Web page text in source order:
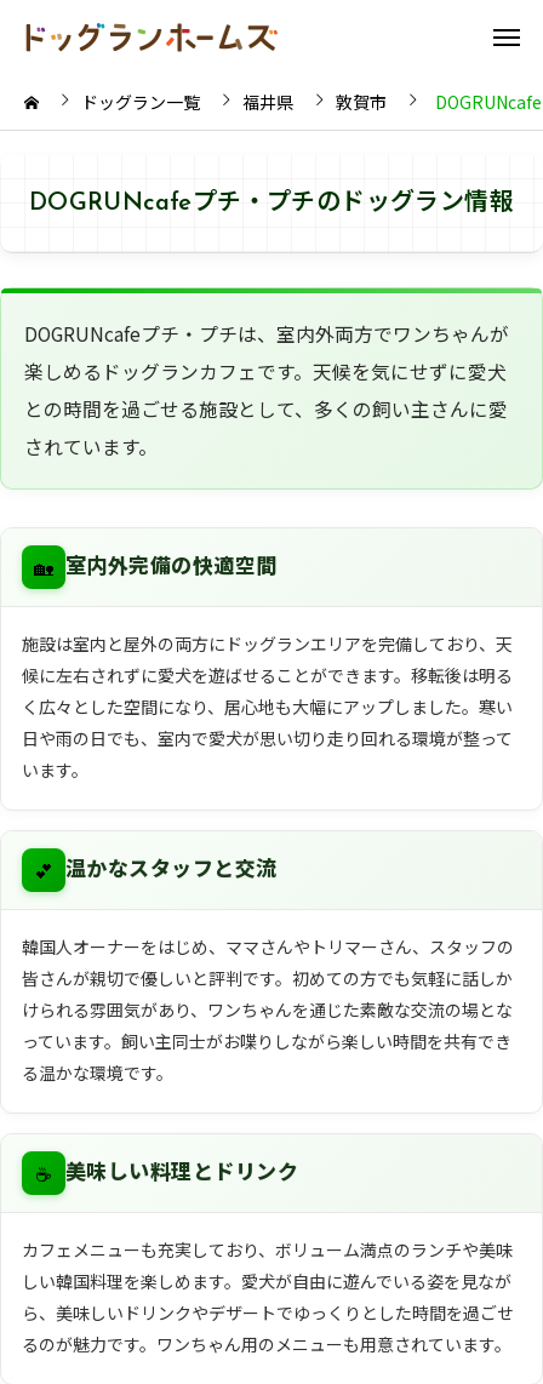
ドッグラン一覧 福井県 敦賀市
DOGRUNcafeプチ・プチのドッグラン情報
DOGRUNcafeプチ・プチは、室内外両方でワンちゃんが
楽しめるドッグランカフェです。天候を気にせずに愛犬
との時間を過ごせる施設として、多くの飼い主さんに愛
されています。
🏡 室内外完備の快適空間
施設は室内と屋外の両方にドッグランエリアを完備しており、天
候に左右されずに愛犬を遊ばせることができます。移転後は明る
く広々とした空間になり、居心地も大幅にアップしました。寒い
日や雨の日でも、室内で愛犬が思い切り走り回れる環境が整って
います。
💕 温かなスタッフと交流
韓国人オーナーをはじめ、ママさんやトリマーさん、スタッフの
皆さんが親切で優しいと評判です。初めての方でも気軽に話しか
けられる雰囲気があり、ワンちゃんを通じた素敵な交流の場とな
っています。飼い主同士がお喋りしながら楽しい時間を共有でき
る温かな環境です。
☕ 美味しい料理とドリンク
カフェメニューも充実しており、ボリューム満点のランチや美味
しい韓国料理を楽しめます。愛犬が自由に遊んでいる姿を見なが
ら、美味しいドリンクやデザートでゆっくりとした時間を過ごせ
るのが魅力です。ワンちゃん用のメニューも用意されています。